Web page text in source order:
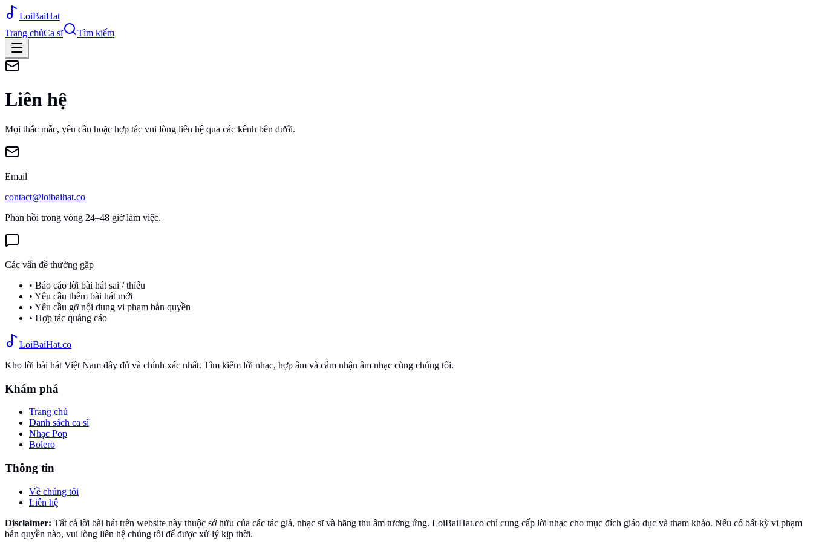
LoiBaiHat
Trang chủCa sĩ Tìm kiếm
Liên hệ
Mọi thắc mắc, yêu cầu hoặc hợp tác vui lòng liên hệ qua các kênh bên dưới.
Email
contact@loibaihat.co
Phản hồi trong vòng 24–48 giờ làm việc.
Các vấn đề thường gặp
• Báo cáo lời bài hát sai / thiếu
• Yêu cầu thêm bài hát mới
• Yêu cầu gỡ nội dung vi phạm bản quyền
• Hợp tác quảng cáo
LoiBaiHat.co
Kho lời bài hát Việt Nam đầy đủ và chính xác nhất. Tìm kiếm lời nhạc, hợp âm và cảm nhận âm nhạc cùng chúng tôi.
Khám phá
Trang chủ
Danh sách ca sĩ
Nhạc Pop
Bolero
Thông tin
Về chúng tôi
Liên hệ
Disclaimer: Tất cả lời bài hát trên website này thuộc sở hữu của các tác giả, nhạc sĩ và hãng thu âm tương ứng. LoiBaiHat.co chỉ cung cấp lời nhạc cho mục đích giáo dục và tham khảo. Nếu có bất kỳ vi phạm
bản quyền nào, vui lòng liên hệ chúng tôi để được xử lý kịp thời.